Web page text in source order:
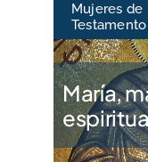
Mujeres de
Testamento
María,